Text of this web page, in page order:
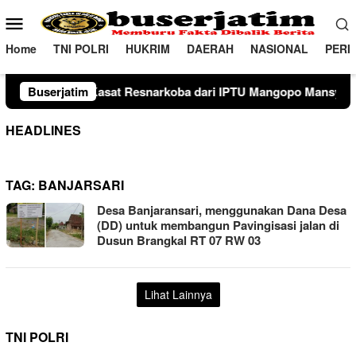
ke
konten
Menu
Mobile
Home TNI POLRI HUKRIM DAERAH NASIONAL
Buserjatim
HEADLINES
TAG: BANJARSARI
Desa Banjaransari, menggunakan Dana Desa
(DD) untuk membangun Pavingisasi jalan di
Dusun Brangkal RT 07 RW 03
Lihat Lainnya
TNI POLRI